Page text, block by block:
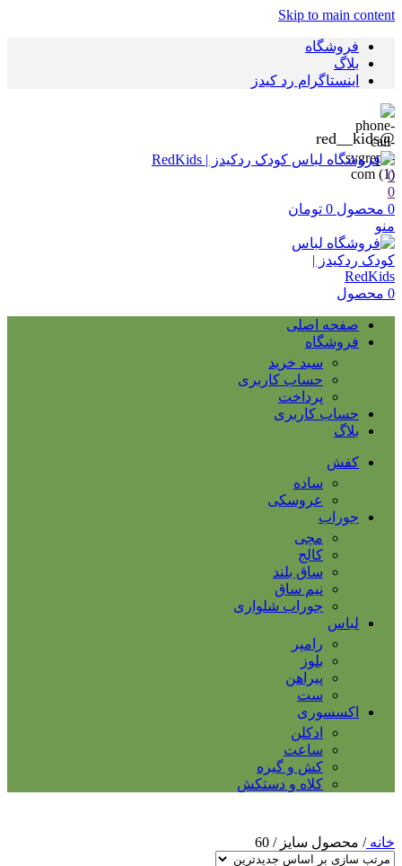
Skip to main content
فروشگاه
بلاگ
اینستاگرام رد کیدز
@red__kids
0
0
0 محصول 0 تومان
منو
0 محصول
صفحه اصلی
فروشگاه
سبد خرید
حساب کاربری
پرداخت
حساب کاربری
بلاگ
کفش
ساده
عروسکی
جوراب
مچی
کالج
ساق بلند
نیم ساق
جوراب شلواری
لباس
رامپر
بلوز
پیراهن
ست
اکسسوری
ادکلن
ساعت
کش و گیره
کلاه و دستکش
خانه/ محصول سایز/
60